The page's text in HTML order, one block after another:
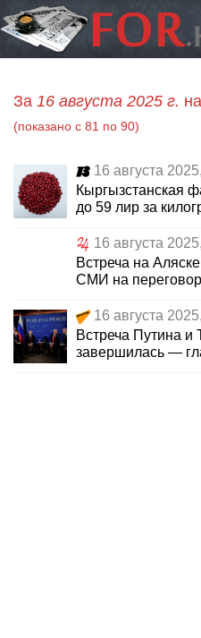
За 16 августа 2025 г.
(показано с 81 по 90)
16 августа
Кыргызстанская
до 59 лир за
16 августа
Встреча на
СМИ на
16 августа
Встреча Путина и
завершилась —